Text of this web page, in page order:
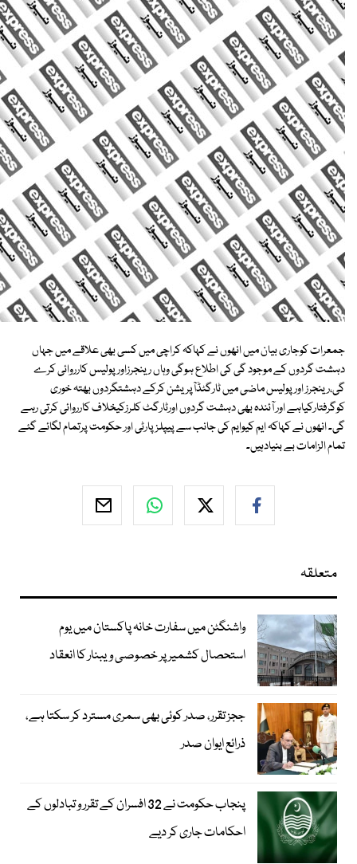
جمعرات کوجاری بیان میں انھوں نے کہاکہ کراچی میں کسی بھی علاقے میں جہاں
دہشت گردوں کے موجود گی کی اطلاع ہوگی وہاں رینجرزاور پولیس کارروائی کرے
گی،رینجرز اورپولیس ماضی میں ٹارگٹڈآپریشن کرکے دہشتگردوں بھتہ خوری
کوگرفتارکیاہے اور آئندہ بھی دہشت گردوں اورٹارگٹ کلرزکیخلاف کارروائی کرتی رہے
گی۔ انھوں نے کہاکہ ایم کیوایم کی جانب سے پیپلزپارٹی اور حکومت پرتمام لگائے گئے
تمام الزامات بے بنیادہیں۔
متعلقہ
واشنگٹن میں سفارت خانہ پاکستان میں یوم
استحصال کشمیر پر خصوصی ویبنار کا انعقاد
ججز تقرر، صدر کوئی بھی سمری مسترد کر سکتا ہے،
ذرائع ایوان صدر
پنجاب حکومت نے 32 افسران کے تقرر و تبادلوں کے
احکامات جاری کر دیے